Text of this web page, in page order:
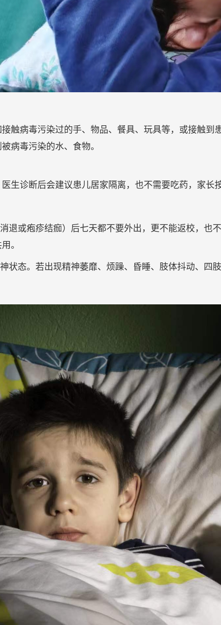
触病毒污染过的手、物品、餐具、玩具等，或接触
病毒污染的水、食物。
生诊断后会建议患儿居家隔离，也不需要吃药，家长
退或疱疹结痂）后七天都不要外出，更不能返校，也
。
状态。若出现精神萎靡、烦躁、昏睡、肢体抖动、四